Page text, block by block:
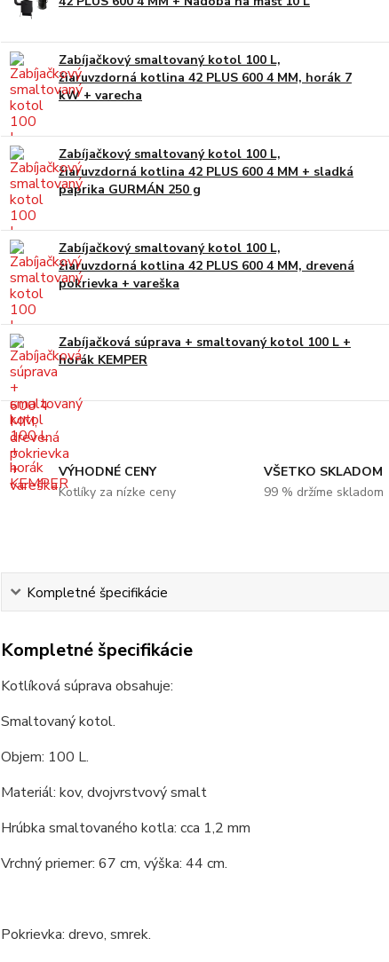
Zabíjačkový smaltovaný kotol 100 L,
žiaruvzdorná kotlina 42 PLUS 600 4 MM, horák 7
kW + varecha
Zabíjačkový smaltovaný kotol 100 L,
žiaruvzdorná kotlina 42 PLUS 600 4 MM + sladká
paprika GURMÁN 250 g
Zabíjačkový smaltovaný kotol 100 L,
žiaruvzdorná kotlina 42 PLUS 600 4 MM, drevená
pokrievka + vareška
Zabíjačková súprava + smaltovaný kotol 100 L +
horák KEMPER
VÝHODNÉ CENY
Kotlíky za nízke ceny
VŠETKO SKLADOM
99 % držíme skladom
Kompletné špecifikácie
Kompletné špecifikácie
Kotlíková súprava obsahuje:
Smaltovaný kotol.
Objem: 100 L.
Materiál: kov, dvojvrstvový smalt
Hrúbka smaltovaného kotla: cca 1,2 mm
Vrchný priemer: 67 cm, výška: 44 cm.
Pokrievka: drevo, smrek.